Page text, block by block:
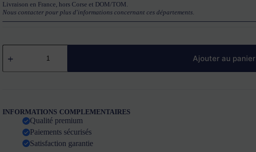
Livraison en France, hors Corse et DOM/TOM.
Nous contacter pour plus d'informations concernant ces départements.
quantité
de
Polyvalent
F
420e
WINTERHALTER
Ajouter au panier
INFORMATIONS COMPLEMENTAIRES
Qualité premium
Paiements sécurisés
Satisfaction garantie